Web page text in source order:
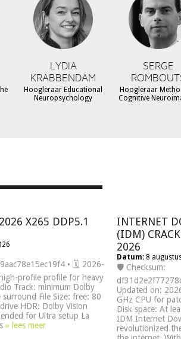
LYDIA
KRABBENDAM
Hoogleraar Educational
Neuropsychology
SERGE
Hoogleraar
Cognitive
X265 DDP5.1
• 🗓 2026-
profile profile for heavy
Track: minimum Dolby
File Size: free: 80
HDR: Dolby Vision
for Ultra setup La
» lees meer
INTERNET
(IDM)
2026
Datum: 8
🛡️ Checksum:
Updated on:
GHz CPU for
Disk space: At
IDM Internet
revolutionized